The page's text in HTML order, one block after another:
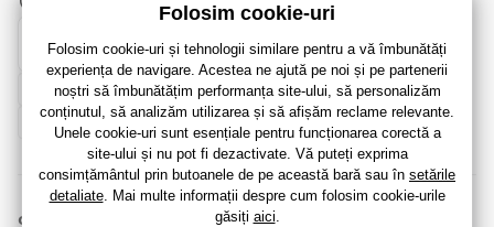
Romanian
© 2018 - 2026 RaiJucării.ro, Toate drepturile rezervate